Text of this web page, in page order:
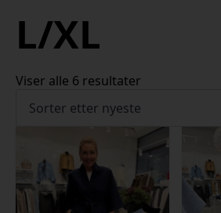
L/XL
Viser alle 6 resultater